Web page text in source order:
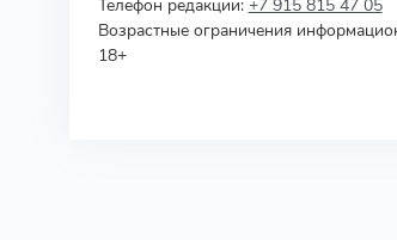
Возрастные ограничения
18+